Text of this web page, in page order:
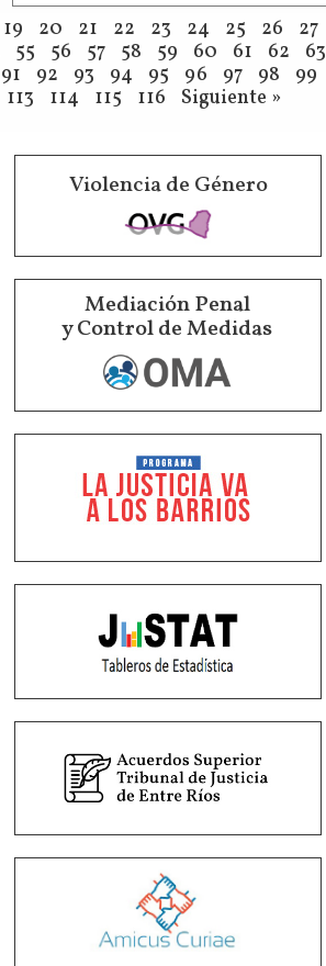
19 20 21 22 23 24 25 26 27
55 56 57 58 59 60 61 62 63
91 92 93 94 95 96 97 98 99
113 114 115 116 Siguiente »
Violencia de Género
Mediación Penal
y Control de Medidas